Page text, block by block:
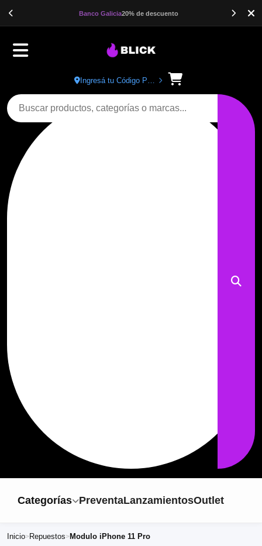
Banco Galicia20% de descuento
Buscar productos
Ingresá tu Código Postal
Categorías PreventaLanzamientosOutlet
Inicio>Repuestos>Modulo iPhone 11 Pro